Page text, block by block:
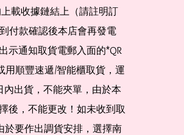
載收據鏈結上（請註明訂
付款確認後本店會再發電
示通知取貨電郵入面的*QR
用順豐速遞/智能櫃取貨，運
出貨，不能夾單，由於本
後，不能更改！如未收到取
於要作出調貨安排，選擇南